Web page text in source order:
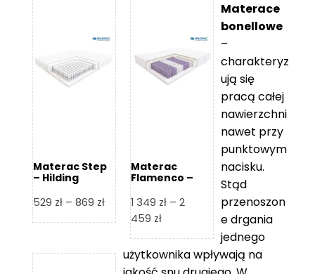
Materac Step
– Hilding
529 zł – 869 złZakres
cen:
529 zł
do
Materac
Flamenco –
1 349 zł – 2
459 złZakres
od
1
Materace
bonellowe
–
charakteryz
ują się
pracą całej
nawierzchni
nawet przy
punktowym
nacisku.
Stąd
przenoszon
e drgania
jednego
użytkownika wpływają na